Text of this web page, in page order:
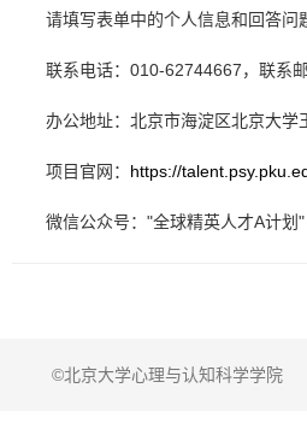
请填写表单中的个人信息和回答
联系电话：010-62744667，联系邮
办公地址：北京市海淀区北京大学
项目官网： https://
微信公众号："全球精英人才A计划"
©北京大学心理与认知科学学院